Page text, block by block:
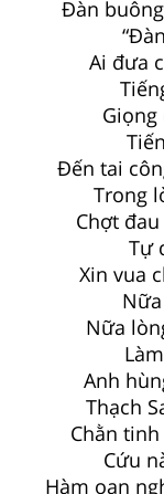
Đàn
Ai đưa
Giọng
Đến tai
Trong
Chợt
Tự
Xin vua
Nữa
Anh
Thạch
Chằn
Cứu
Hàm oan